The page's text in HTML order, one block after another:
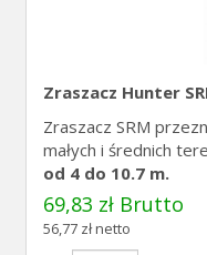
Zraszacz Hunter
Zraszacz SRM
małych i średnich
od 4 do 10.7 m.
69,83 zł Brutto
56,77 zł netto